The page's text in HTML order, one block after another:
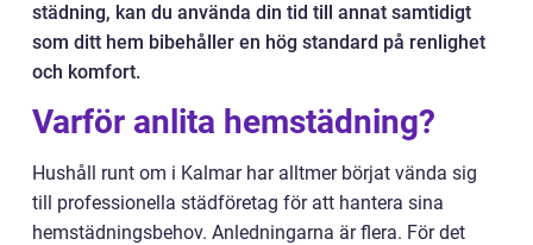
städning, kan du använda din tid till annat samtidigt
som ditt hem bibehåller en hög standard på renlighet
och komfort.
Varför anlita hemstädning?
Hushåll runt om i Kalmar har alltmer börjat vända sig
till professionella städföretag för att hantera sina
hemstädningsbehov. Anledningarna är flera. För det